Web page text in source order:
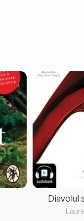
Diavolul